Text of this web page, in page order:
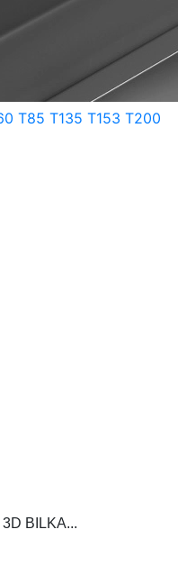
T85 T135 T153 T200
BILKA...